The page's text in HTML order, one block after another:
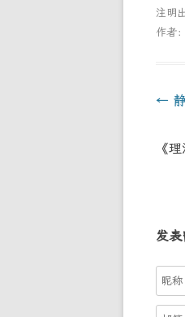
注明
作者：
Post
←
《
发